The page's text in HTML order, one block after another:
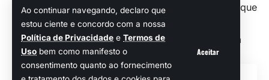
Ao continuar navegando, declaro que
estou ciente e concordo com a nossa
Política de Privacidade e Termos de
Uso bem como manifesto o
consentimento quanto ao fornecimento
Aceitar
sete minutos intitulado “First Look”, que
traz uma prévia de Clair Obscur:
Expedition 33, umRPG
baseado em
turnos anunciado em junho.